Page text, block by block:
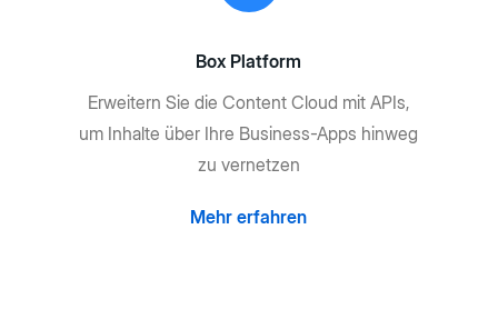
Box Platform
Erweitern Sie die Content Cloud mit APIs,
um Inhalte über Ihre Business-Apps hinweg
zu vernetzen
Mehr erfahren